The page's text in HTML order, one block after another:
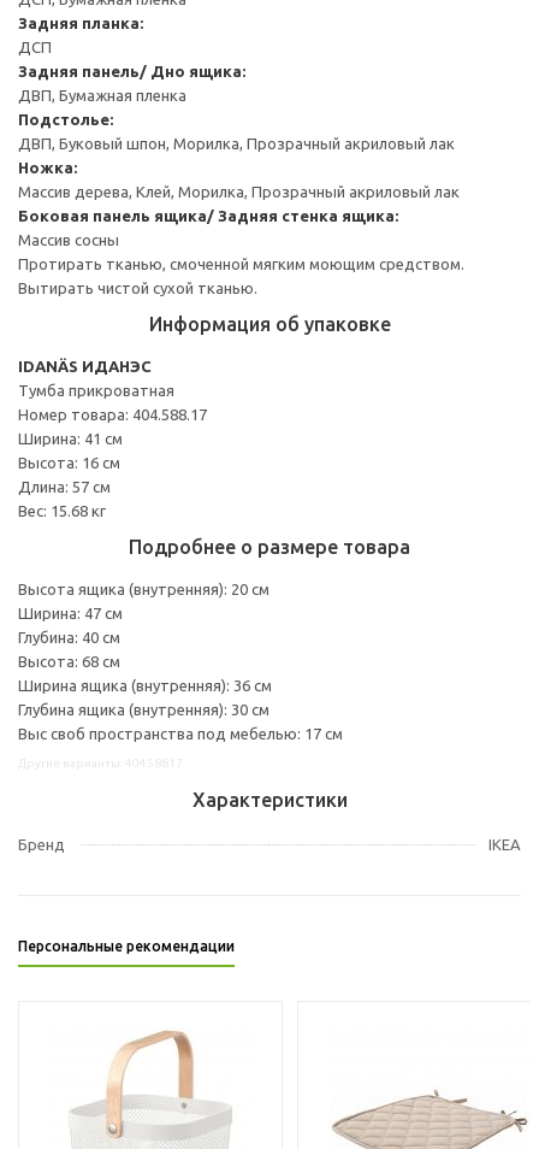
Задняя планка:
ДСП
Задняя панель/ Дно ящика:
ДВП, Бумажная пленка
Подстолье:
ДВП, Буковый шпон, Морилка, Прозрачный акриловый лак
Ножка:
Массив дерева, Клей, Морилка, Прозрачный акриловый лак
Боковая панель ящика/ Задняя стенка ящика:
Массив сосны
Протирать тканью, смоченной мягким моющим средством.
Вытирать чистой сухой тканью.
Информация об упаковке
IDANÄS ИДАНЭС
Тумба прикроватная
Номер товара: 404.588.17
Ширина: 41 см
Высота: 16 см
Длина: 57 см
Вес: 15.68 кг
Подробнее о размере товара
Высота ящика (внутренняя): 20 см
Ширина: 47 см
Глубина: 40 см
Высота: 68 см
Ширина ящика (внутренняя): 36 см
Глубина ящика (внутренняя): 30 см
Выс своб пространства под мебелью: 17 см
Характеристики
Бренд IKEA
Персональные рекомендации